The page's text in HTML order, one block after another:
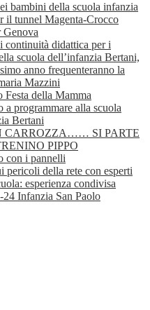
bambini della scuola infanzia
il tunnel Magenta-Crocco
Genova
continuità didattica per i
scuola dell’infanzia Bertani,
anno frequenteranno la
Mazzini
Festa della Mamma
a programmare alla scuola
Bertani
CARROZZA…… SI PARTE
PIPPO
con i pannelli
pericoli della rete con esperti
esperienza condivisa
24 Infanzia San Paolo